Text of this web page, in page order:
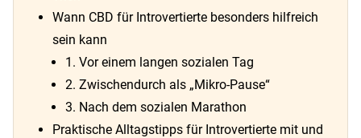
Wann CBD für Introvertierte besonders hilfreich
sein kann
1. Vor einem langen sozialen Tag
2. Zwischendurch als „Mikro-Pause“
3. Nach dem sozialen Marathon
Praktische Alltagstipps für Introvertierte mit und